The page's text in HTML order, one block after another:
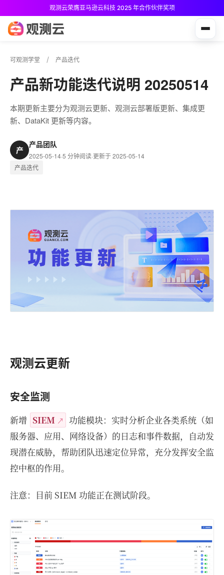
观测云荣膺亚马逊云科技 2025 年合作伙伴奖项
可观测学堂 产品迭代
产品新功能迭代说明 20250514
本期更新主要分为观测云更新、观测云部署版更新、集成更
新、DataKit 更新等内容。
产
产品团队
2025-05-14·5 分钟阅读·更新于 2025-05-14
产品迭代
观测云更新
安全监测
新增 SIEM
功能模块：实时分析企业各类系统（如
服务器、应用、网络设备）的日志和事件数据，自动发
现潜在威胁，帮助团队迅速定位异常，充分发挥安全监
控中枢的作用。
注意：目前 SIEM 功能正在测试阶段。